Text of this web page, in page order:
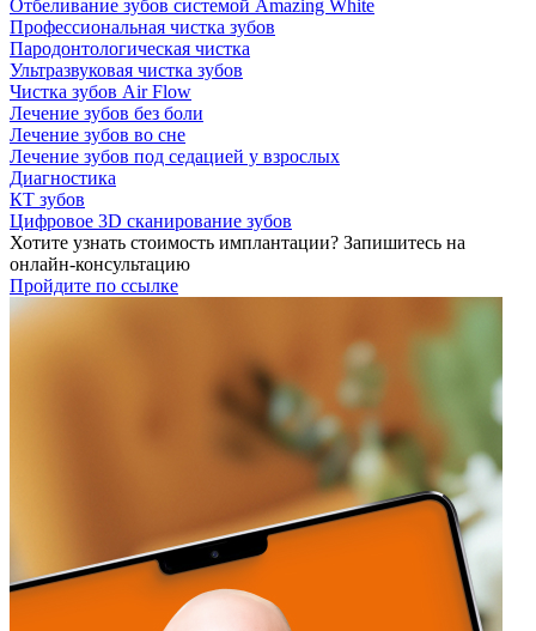
Отбеливание зубов системой Amazing White
Профессиональная чистка зубов
Пародонтологическая чистка
Ультразвуковая чистка зубов
Чистка зубов Air Flow
Лечение зубов без боли
Лечение зубов во сне
Лечение зубов под седацией у взрослых
Диагностика
КТ зубов
Цифровое 3D сканирование зубов
Хотите узнать стоимость имплантации? Запишитесь на
онлайн-консультацию
Пройдите по ссылке